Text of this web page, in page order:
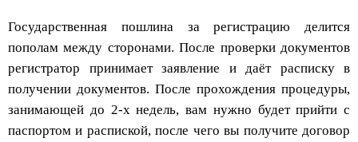
Государственная пошлина за регистрацию делится
пополам между сторонами. После проверки документов
регистратор принимает заявление и даёт расписку в
получении документов. После прохождения процедуры,
занимающей до 2-х недель, вам нужно будет прийти с
паспортом и распиской, после чего вы получите договор